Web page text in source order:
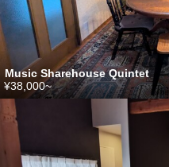
Music Sharehouse Quintet
¥38,000~